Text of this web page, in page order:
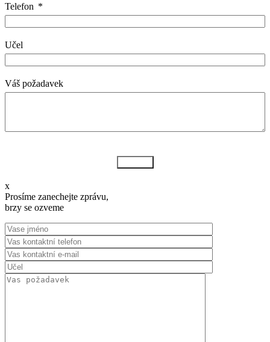
Telefon
Učel
Váš požadavek
x
Prosíme zanechejte zprávu,
brzy se ozveme